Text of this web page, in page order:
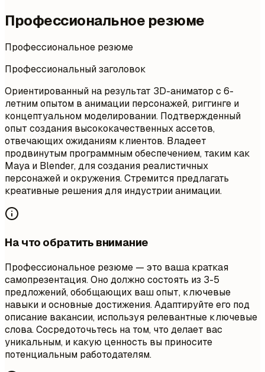
Профессиональное резюме
Профессиональное резюме
Профессиональный заголовок
Ориентированный на результат 3D-аниматор с 6-
летним опытом в анимации персонажей, риггинге и
концептуальном моделировании. Подтвержденный
опыт создания высококачественных ассетов,
отвечающих ожиданиям клиентов. Владеет
продвинутым программным обеспечением, таким как
Maya и Blender, для создания реалистичных
персонажей и окружения. Стремится предлагать
креативные решения для индустрии анимации.
На что обратить внимание
Профессиональное резюме — это ваша краткая
самопрезентация. Оно должно состоять из 3-5
предложений, обобщающих ваш опыт, ключевые
навыки и основные достижения. Адаптируйте его под
описание вакансии, используя релевантные ключевые
слова. Сосредоточьтесь на том, что делает вас
уникальным, и какую ценность вы приносите
потенциальным работодателям.